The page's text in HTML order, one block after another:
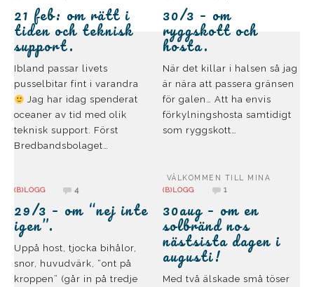
21 feb: om rätt i
tiden och teknisk
support.
Ibland passar livets
pusselbitar fint i varandra
Jag har idag spenderat
oceaner av tid med olik
teknisk support. Först
Bredbandsbolaget…
30/3 – om
ryggskott och
hosta.
När det killar i halsen så jag
är nära att passera gränsen
för galen… Att ha envis
förkylningshosta samtidigt
som ryggskott…
(B)LOGG 4
29/3 – om “nej inte
igen”.
Uppå host, tjocka bihålor,
snor, huvudvärk, “ont på
kroppen” (går in på tredje
(B)LOGG 1
30aug – om en
solbränd nos
nästsista dagen i
augusti!
Med två älskade små töser
VÄLKOMMEN TILL MINA